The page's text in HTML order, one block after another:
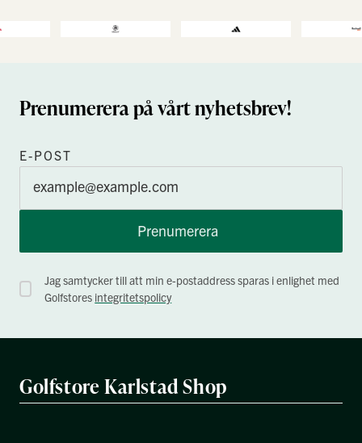
Prenumerera på vårt nyhetsbrev!
E-POST
Prenumerera
Jag samtycker till att min e-postaddress sparas i enlighet med
Golfstores integritetspolicy
Golfstore Karlstad Shop